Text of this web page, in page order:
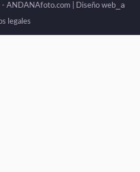
- ANDANAfoto.com | Diseño web _a
legales